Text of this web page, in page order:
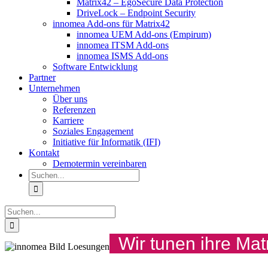
Matrix42 – EgoSecure Data Protection
DriveLock – Endpoint Security
innomea Add-ons für Matrix42
innomea UEM Add-ons (Empirum)
innomea ITSM Add-ons
innomea ISMS Add-ons
Software Entwicklung
Partner
Unternehmen
Über uns
Referenzen
Karriere
Soziales Engagement
Initiative für Informatik (IFI)
Kontakt
Demotermin vereinbaren
Suche
nach:
Suche
nach:
Wir tunen ihre